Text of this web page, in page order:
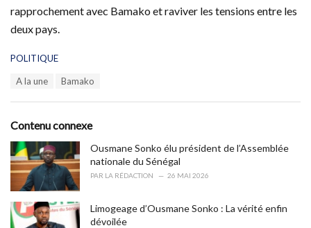
rapprochement avec Bamako et raviver les tensions entre les
deux pays.
C
o
r
i
e
s
POLITIQUE
:
A la une Bamako
Contenu connexe
Ousmane Sonko élu président de l’Assemblée
nationale du Sénégal
PAR LA RÉDACTION 26 MAI 2026
Limogeage d’Ousmane Sonko : La vérité enfin
dévoilée